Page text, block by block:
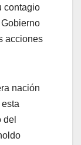
contagio
acciones
nación
del